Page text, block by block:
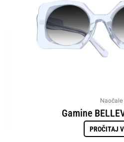
Naočale
Gamine
PROČITAJ